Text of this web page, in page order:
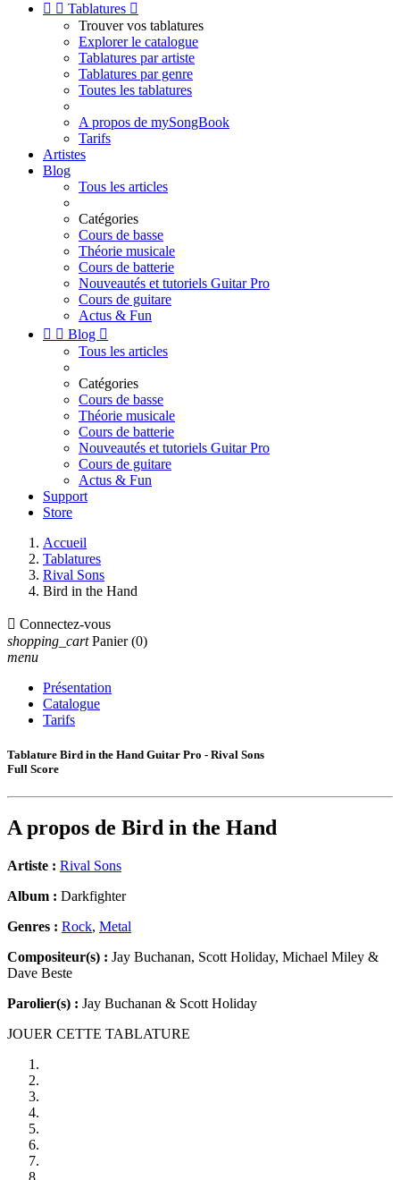
  Tablatures 
Trouver vos tablatures
Explorer le catalogue
Tablatures par artiste
Tablatures par genre
Toutes les tablatures
A propos de mySongBook
Tarifs
Artistes
Blog
Tous les articles
Catégories
Cours de basse
Théorie musicale
Cours de batterie
Nouveautés et tutoriels Guitar Pro
Cours de guitare
Actus & Fun
  Blog 
Tous les articles
Catégories
Cours de basse
Théorie musicale
Cours de batterie
Nouveautés et tutoriels Guitar Pro
Cours de guitare
Actus & Fun
Support
Store
Accueil
Tablatures
Rival Sons
Bird in the Hand
 Connectez-vous
shopping_cart Panier (0)
menu
Présentation
Catalogue
Tarifs
Tablature Bird in the Hand Guitar Pro - Rival Sons
Full Score
A propos de Bird in the Hand
Artiste : Rival Sons
Album : Darkfighter
Genres : Rock, Metal
Compositeur(s) : Jay Buchanan, Scott Holiday, Michael Miley &
Dave Beste
Parolier(s) : Jay Buchanan & Scott Holiday
JOUER CETTE TABLATURE